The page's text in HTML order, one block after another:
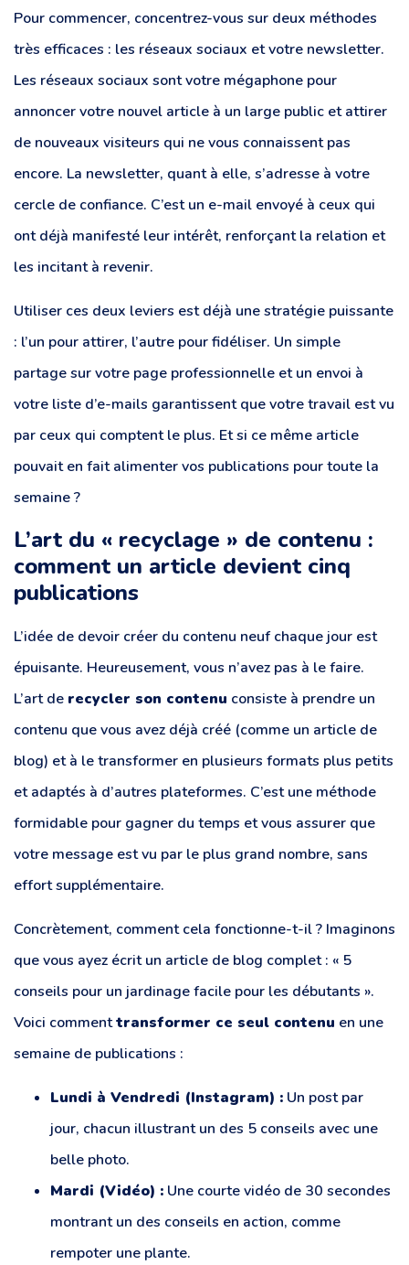
Pour commencer, concentrez-vous sur deux méthodes
très efficaces : les réseaux sociaux et votre newsletter.
Les réseaux sociaux sont votre mégaphone pour
annoncer votre nouvel article à un large public et attirer
de nouveaux visiteurs qui ne vous connaissent pas
encore. La newsletter, quant à elle, s’adresse à votre
cercle de confiance. C’est un e-mail envoyé à ceux qui
ont déjà manifesté leur intérêt, renforçant la relation et
les incitant à revenir.
Utiliser ces deux leviers est déjà une stratégie puissante
: l’un pour attirer, l’autre pour fidéliser. Un simple
partage sur votre page professionnelle et un envoi à
votre liste d’e-mails garantissent que votre travail est vu
par ceux qui comptent le plus. Et si ce même article
pouvait en fait alimenter vos publications pour toute la
semaine ?
L’art du « recyclage » de contenu :
comment un article devient cinq
publications
L’idée de devoir créer du contenu neuf chaque jour est
épuisante. Heureusement, vous n’avez pas à le faire.
L’art de recycler son contenu consiste à prendre un
contenu que vous avez déjà créé (comme un article de
blog) et à le transformer en plusieurs formats plus petits
et adaptés à d’autres plateformes. C’est une méthode
formidable pour gagner du temps et vous assurer que
votre message est vu par le plus grand nombre, sans
effort supplémentaire.
Concrètement, comment cela fonctionne-t-il ? Imaginons
que vous ayez écrit un article de blog complet : « 5
conseils pour un jardinage facile pour les débutants ».
Voici commenttransformer ce seul contenu en une
semaine de publications :
Lundi à Vendredi (Instagram) : Un post par
jour, chacun illustrant un des 5 conseils avec une
belle photo.
Mardi (Vidéo) : Une courte vidéo de 30 secondes
montrant un des conseils en action, comme
rempoter une plante.